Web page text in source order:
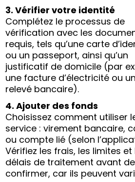
3. Vérifier votre identité
Complétez le processus de
vérification avec les
requis, tels qu’une carte
ou un passeport, ainsi qu’un
justificatif de domicile (par
une facture d’électricité ou un
relevé bancaire).
4. Ajouter des fonds
Choisissez comment utiliser
service : virement bancaire,
ou compte lié (selon
Vérifiez les frais, les limites et
délais de traitement avant de
confirmer, car ils peuvent